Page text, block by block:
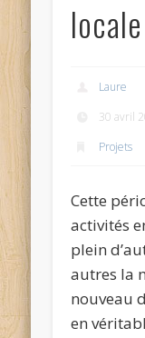
Laure
30 avril
Projets
Cette
activités
plein
autres la
nouveau
en